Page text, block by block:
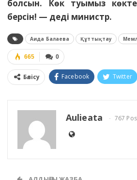
болсын. Көк туымыз көкте
берсін! — деді министр.
Аида Балаева Құттықтау
0
665
Бөлісу Facebook Twitter
Aulieata 767